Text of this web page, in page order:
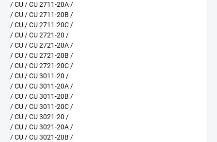
/ CU / CU 2711-20A /
/ CU / CU 2711-20B /
/ CU / CU 2711-20C /
/ CU / CU 2721-20 /
/ CU / CU 2721-20A /
/ CU / CU 2721-20B /
/ CU / CU 2721-20C /
/ CU / CU 3011-20 /
/ CU / CU 3011-20A /
/ CU / CU 3011-20B /
/ CU / CU 3011-20C /
/ CU / CU 3021-20 /
/ CU / CU 3021-20A /
/ CU / CU 3021-20B /